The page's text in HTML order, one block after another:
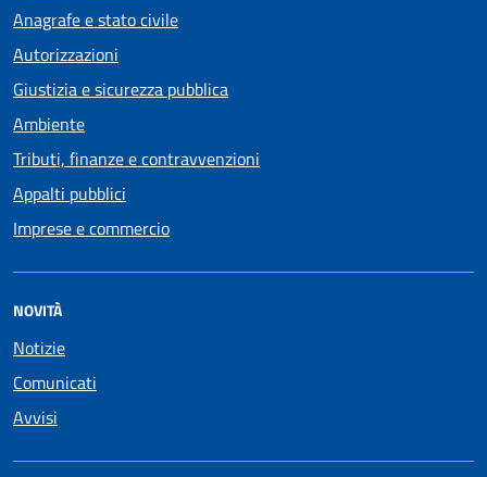
Anagrafe e stato civile
Autorizzazioni
Giustizia e sicurezza pubblica
Ambiente
Tributi, finanze e contravvenzioni
Appalti pubblici
Imprese e commercio
NOVITÀ
Notizie
Comunicati
Avvisi